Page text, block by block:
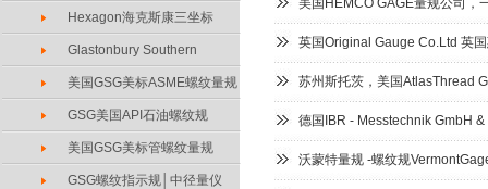
Hexagon海克斯康三坐标
Glastonbury Southern
美国GSG美标ASME螺纹量规
GSG美国API石油螺纹规
美国GSG美标管螺纹量规
GSG螺纹指示规│中径量仪
美国HEMCO GAGE量规公司，
英国Original Gauge Co.Ltd 英
苏州斯托茨，美国AtlasThread
德国IBR - Messtechnik GmbH
沃蒙特量规 -螺纹规